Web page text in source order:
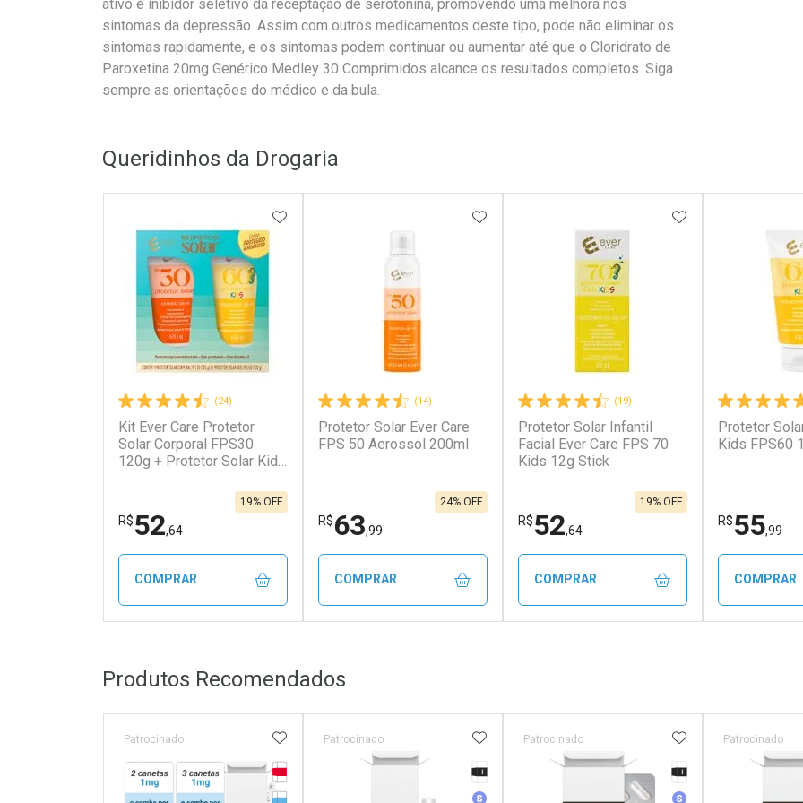
ativo é inibidor seletivo da receptação de serotonina, promovendo uma melhora nos
sintomas da depressão. Assim com outros medicamentos deste tipo, pode não eliminar os
sintomas rapidamente, e os sintomas podem continuar ou aumentar até que o Cloridrato de
Paroxetina 20mg Genérico Medley 30 Comprimidos alcance os resultados completos. Siga
sempre as orientações do médico e da bula.
Queridinhos da Drogaria
(24)
Kit Ever Care Protetor
Solar Corporal FPS30
120g + Protetor Solar Kids
R$52,64
19% OFF
ADICIONAR AOS FAVORITOS
COMPRAR
Laboratório
Por Menos
(14)
Protetor Solar Ever Care
FPS 50 Aerossol 200ml
R$63,99
24% OFF
ADICIONAR AOS FAVORITOS
COMPRAR
Laboratório
Por Menos
(19)
Protetor Solar Infantil
Facial Ever Care FPS 70
Kids 12g Stick
R$52,64
19% OFF
ADICIONAR AOS
COMPRAR
Protetor
Kids FPS60
R$55,99
COMPRAR
Produtos Recomendados
Tarja Vermelha
Medicamento Refrigerado
Patrocinado ADICIONAR AOS FAVORITOS
Tarja Preta
Medicamento Similar
Patrocinado ADICIONAR AOS FAVORITOS
Tarja Preta
Medicamento Similar
Patrocinado ADICIONAR AOS
Patrocinado